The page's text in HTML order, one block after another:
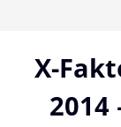
content
X-
2014